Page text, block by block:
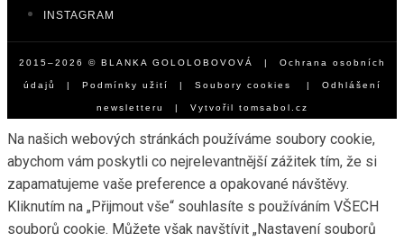
INSTAGRAM
2015–2026 © BLANKA GOLOLOBOVOVÁ | Ochrana osobních
údajů | Podmínky užití | Soubory cookies | Odhlášení
newsletteru | Vytvořil tomsabol.cz
Na našich webových stránkách používáme soubory cookie,
abychom vám poskytli co nejrelevantnější zážitek tím, že si
zapamatujeme vaše preference a opakované návštěvy.
Kliknutím na „Přijmout vše“ souhlasíte s používáním VŠECH
souborů cookie. Můžete však navštívit „Nastavení souborů